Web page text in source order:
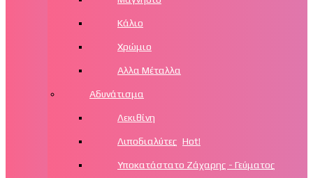
Κάλιο
Χρώμιο
Αλλα Μέταλλα
Αδυνάτισμα
Λεκιθίνη
Λιποδιαλύτες Hot!
Υποκατάστατο Ζάχαρης - Γεύματος